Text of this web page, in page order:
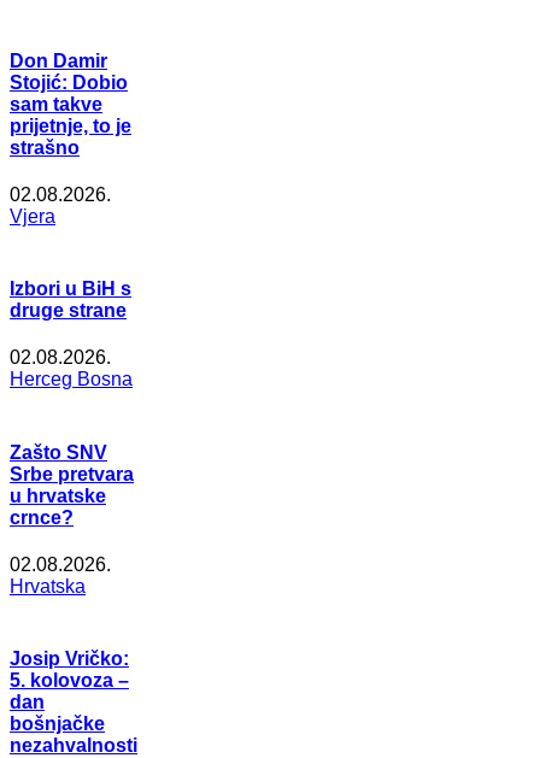
Don Damir
Stojić: Dobio
sam takve
prijetnje, to je
strašno
02.08.2026.
Vjera
Izbori u BiH s
druge strane
02.08.2026.
Herceg Bosna
Zašto SNV
Srbe pretvara
u hrvatske
crnce?
02.08.2026.
Hrvatska
Josip Vričko:
5. kolovoza –
dan
bošnjačke
nezahvalnosti